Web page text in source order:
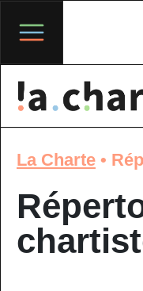
content
La Charte •